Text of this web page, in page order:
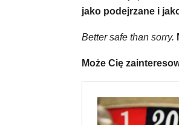
jako podejrzane i
Better safe than sorry.
Może Cię